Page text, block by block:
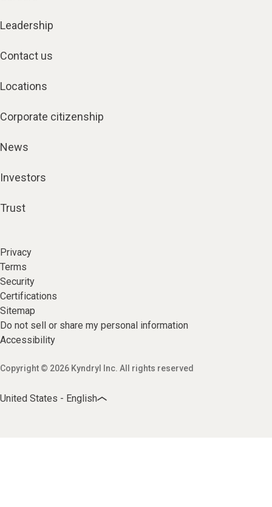
Leadership
Contact us
Locations
Corporate citizenship
News
Investors
Trust
Privacy
Terms
Security
Certifications
Sitemap
Do not sell or share my personal information
Accessibility
Copyright © 2026 Kyndryl Inc. All rights reserved
United States - English